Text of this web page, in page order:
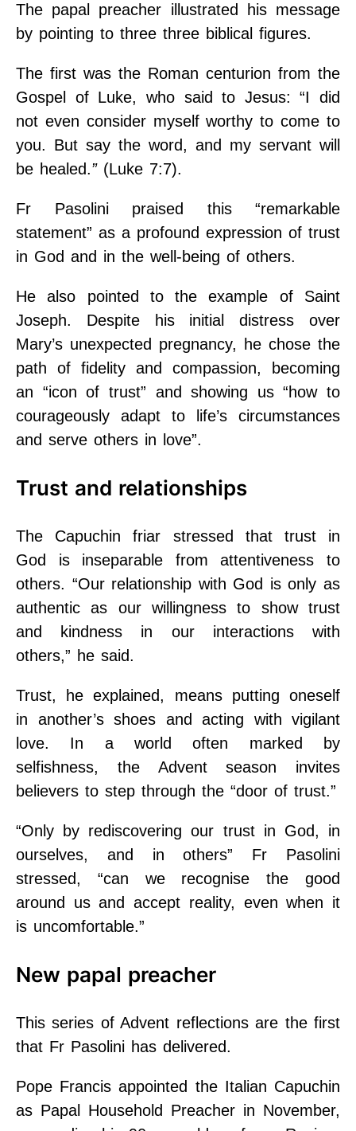
The papal preacher illustrated his message
by pointing to three three biblical figures.
The first was the Roman centurion from the
Gospel of Luke, who said to Jesus: “I did
not even consider myself worthy to come to
you. But say the word, and my servant will
be healed.”(Luke 7:7).
Fr Pasolini praised this “remarkable
statement” as a profound expression of trust
in God and in the well-being of others.
He also pointed to the example of Saint
Joseph. Despite his initial distress over
Mary’s unexpected pregnancy, he chose the
path of fidelity and compassion, becoming
an “icon of trust” and showing us “how to
courageously adapt to life’s circumstances
and serve others in love”.
Trust and relationships
The Capuchin friar stressed that trust in
God is inseparable from attentiveness to
others. “Our relationship with God is only as
authentic as our willingness to show trust
and kindness in our interactions with
others,” he said.
Trust, he explained, means putting oneself
in another’s shoes and acting with vigilant
love. In a world often marked by
selfishness, the Advent season invites
believers to step through the “door of trust.”
“Only by rediscovering our trust in God, in
ourselves, and in others” Fr Pasolini
stressed, “can we recognise the good
around us and accept reality, even when it
is uncomfortable.”
New papal preacher
This series of Advent reflections are the first
that Fr Pasolini has delivered.
Pope Francis appointed the Italian Capuchin
as Papal Household Preacher in November,